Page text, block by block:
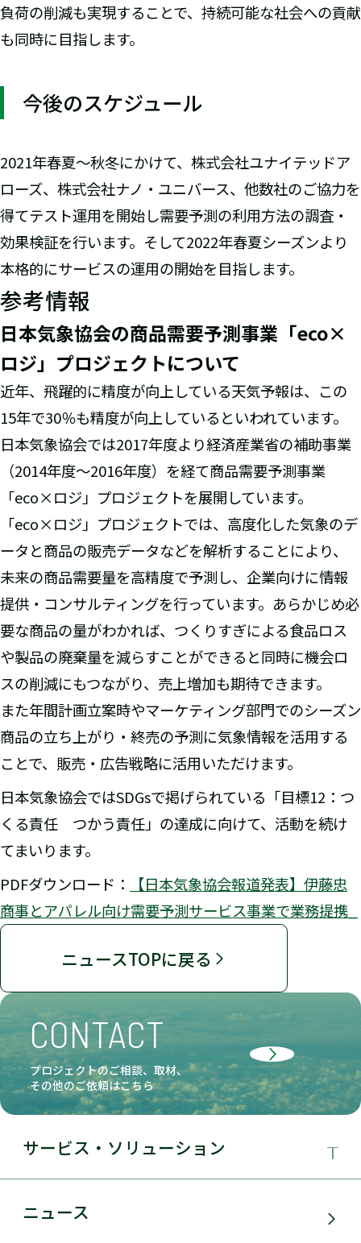
負荷の削減も実現することで、持続可能な社会への貢献
も同時に目指します。
今後のスケジュール
2021年春夏～秋冬にかけて、株式会社ユナイテッドア
ローズ、株式会社ナノ・ユニバース、他数社のご協力を
得てテスト運用を開始し需要予測の利用方法の調査・
効果検証を行います。そして2022年春夏シーズンより
本格的にサービスの運用の開始を目指します。
参考情報
日本気象協会の商品需要予測事業「eco×
ロジ」プロジェクトについて
近年、飛躍的に精度が向上している天気予報は、この
15年で30％も精度が向上しているといわれています。
日本気象協会では2017年度より経済産業省の補助事業
（2014年度～2016年度）を経て商品需要予測事業
「eco×ロジ」プロジェクトを展開しています。
「eco×ロジ」プロジェクトでは、高度化した気象のデ
ータと商品の販売データなどを解析することにより、
未来の商品需要量を高精度で予測し、企業向けに情報
提供・コンサルティングを行っています。あらかじめ必
要な商品の量がわかれば、つくりすぎによる食品ロス
や製品の廃棄量を減らすことができると同時に機会ロ
スの削減にもつながり、売上増加も期待できます。
また年間計画立案時やマーケティング部門でのシーズン
商品の立ち上がり・終売の予測に気象情報を活用する
ことで、販売・広告戦略に活用いただけます。
日本気象協会ではSDGsで掲げられている「目標12：つ
くる責任 つかう責任」の達成に向けて、活動を続け
てまいります。
PDFダウンロード：
【日本気象協会報道発表】伊藤忠
商事とアパレル向け需要予測サービス事業で業務提携_
ニュースTOPに戻る
CONTACT
プロジェクトのご相談、取材、
その他のご依頼はこちら
サービス・ソリューション
事業領域
ニュース